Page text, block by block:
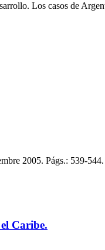
Los casos de
2005. Págs.: 539-544.
Caribe.